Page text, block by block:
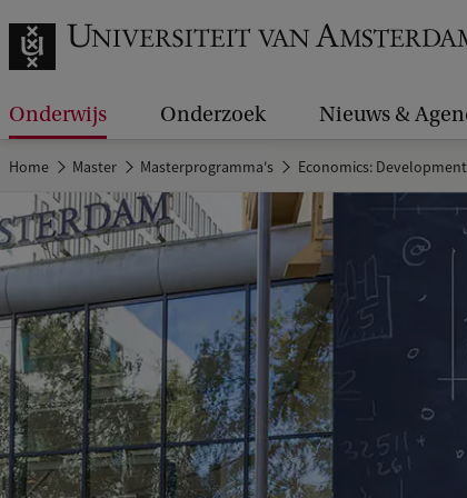
Onderwijs Onderzoek Nieuws &
Home Master Masterprogramma's Economics: